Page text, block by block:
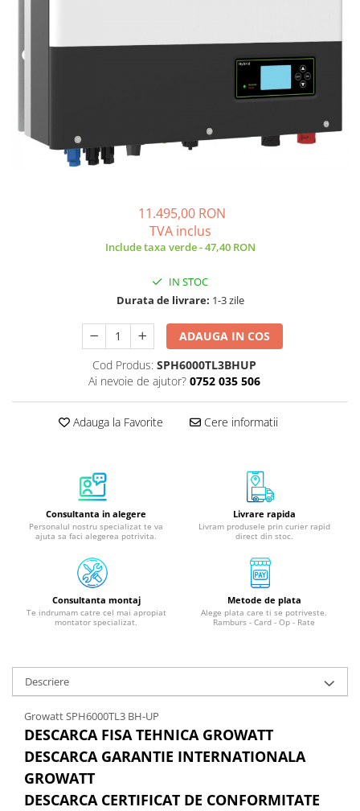
11.495,00 RON
TVA inclus
Include taxa verde - 47,40 RON
IN STOC
Durata de livrare: 1-3 zile
ADAUGA IN COS
Cod Produs: SPH6000TL3BHUP
Ai nevoie de ajutor? 0752 035 506
Adauga la Favorite Cere informatii
Consultanta in alegere
Personalul nostru specializat te va
ajuta sa faci alegerea potrivita.
Livrare rapida
Livram produsele prin curier rapid
direct din stoc.
Consultanta montaj
Te indrumam catre cel mai apropiat
montator specializat.
Metode de plata
Alege plata care ti se potriveste.
Ramburs - Card - Op - Rate
Descriere
Growatt SPH6000TL3 BH-UP
DESCARCA FISA TEHNICA GROWATT
DESCARCA GARANTIE INTERNATIONALA
GROWATT
DESCARCA CERTIFICAT DE CONFORMITATE